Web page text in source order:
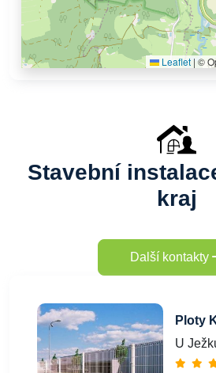
Leaflet | ©
Stavební
kraj
Další kontakty
Ploty
U